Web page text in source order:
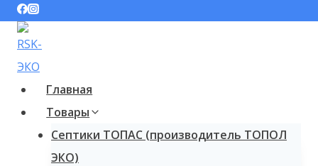
Перейти
Главная
Товары
Септики ТОПАС (производитель ТОПОЛ
ЭКО)